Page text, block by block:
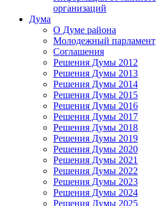
организаций
Дума
О Думе района
Молодежный парламент
Соглашения
Решения Думы 2012
Решения Думы 2013
Решения Думы 2014
Решения Думы 2015
Решения Думы 2016
Решения Думы 2017
Решения Думы 2018
Решения Думы 2019
Решения Думы 2020
Решения Думы 2021
Решения Думы 2022
Решения Думы 2023
Решения Думы 2024
Решения Думы 2025